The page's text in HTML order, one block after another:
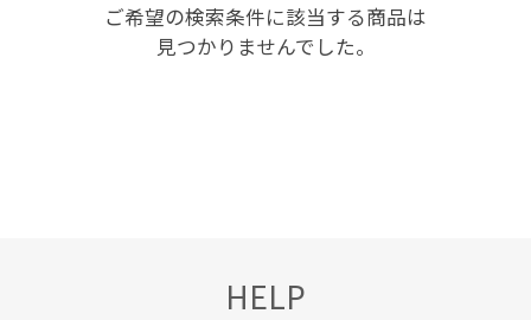
ご希望の検索条件に該当する商品は
見つかりませんでした。
HELP